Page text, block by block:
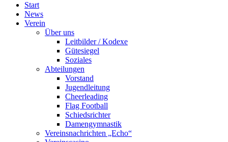
Start
News
Verein
Über uns
Leitbilder / Kodexe
Gütesiegel
Soziales
Abteilungen
Vorstand
Jugendleitung
Cheerleading
Flag Football
Schiedsrichter
Damengymnastik
Vereinsnachrichten „Echo“